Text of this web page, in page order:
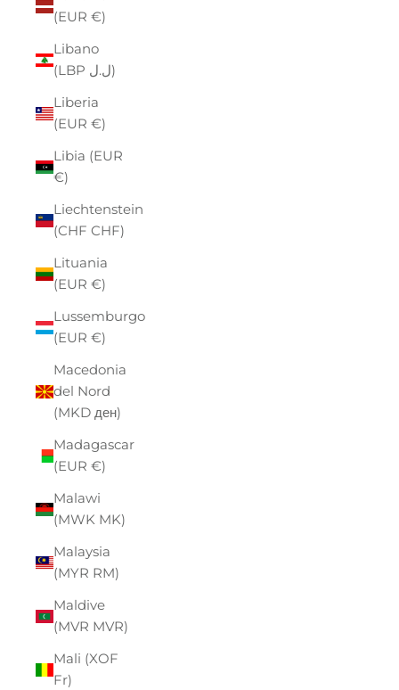
(EUR €)
Libano
(LBP ل.ل)
Liberia
(EUR €)
Libia (EUR
€)
Liechtenstein
(CHF CHF)
Lituania
(EUR €)
Lussemburgo
(EUR €)
Macedonia
del Nord
(MKD ден)
Madagascar
(EUR €)
Malawi
(MWK MK)
Malaysia
(MYR RM)
Maldive
(MVR MVR)
Mali (XOF
Fr)